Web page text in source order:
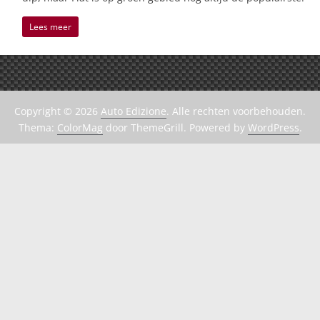
Lees meer
Copyright © 2026 Auto Edizione. Alle rechten voorbehouden.
Thema: ColorMag door ThemeGrill. Powered by WordPress.